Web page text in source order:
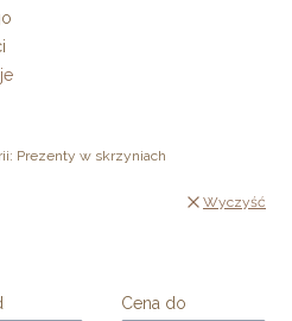
Prezenty w skrzyniach
Wyczyść
Cena do